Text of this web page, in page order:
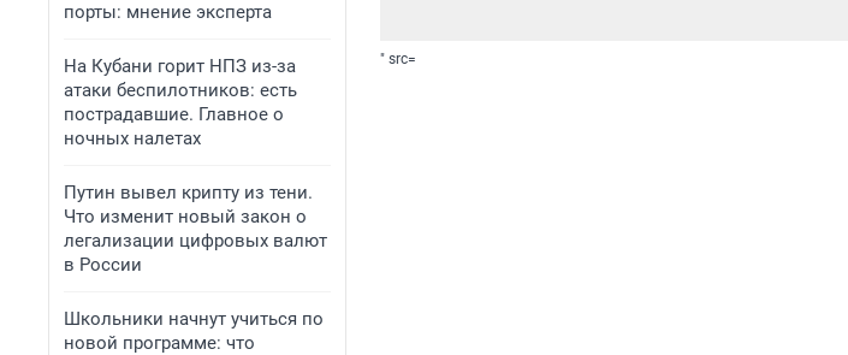
порты: мнение эксперта
На Кубани горит НПЗ из-за
атаки беспилотников: есть
пострадавшие. Главное о
ночных налетах
Путин вывел крипту из тени.
Что изменит новый закон о
легализации цифровых валют
в России
Школьники начнут учиться по
новой программе: что
" src=